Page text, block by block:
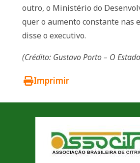
outro, o Ministério do
quer o aumento constante nas
disse o executivo.
(Crédito: Gustavo Porto – O
Imprimir